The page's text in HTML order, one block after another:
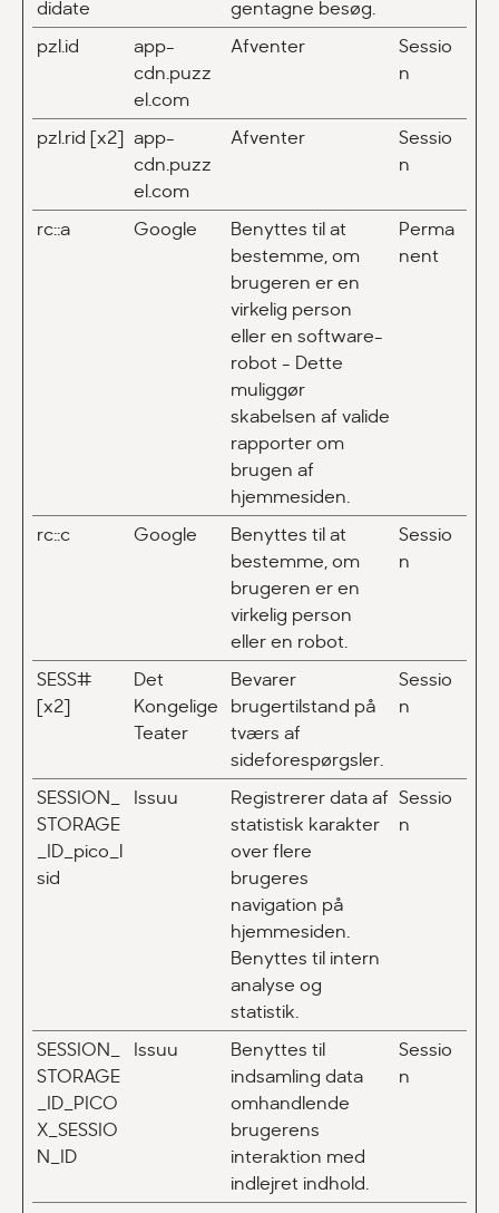
didate
gentagne besøg.
pzl.id
app-
cdn.puzz
el.com
Afventer
Sessio
n
pzl.rid [x2]
app-
cdn.puzz
el.com
Afventer
Sessio
n
rc::a Google
Benyttes til at
bestemme, om
brugeren er en
virkelig person
eller en software-
robot - Dette
muliggør
skabelsen af valide
rapporter om
brugen af
hjemmesiden.
Perma
nent
rc::c Google
Benyttes til at
bestemme, om
brugeren er en
virkelig person
eller en robot.
Sessio
n
SESS#
[x2]
Det
Kongelige
Teater
Bevarer
brugertilstand på
tværs af
sideforespørgsler.
Sessio
n
SESSION_
STORAGE
_ID_pico_l
sid
Issuu
Registrerer data af
statistisk karakter
over flere
brugeres
navigation på
hjemmesiden.
Benyttes til intern
analyse og
statistik.
Sessio
n
SESSION_
STORAGE
_ID_PICO
X_SESSIO
N_ID
Issuu
Benyttes til
indsamling data
omhandlende
brugerens
interaktion med
indlejret indhold.
Sessio
n